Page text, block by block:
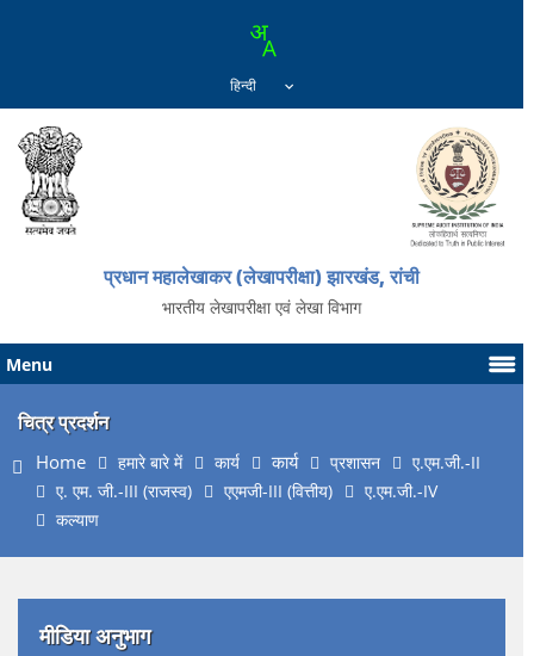
प्रधान महालेखाकर (लेखापरीक्षा) झारखंड, रांची
भारतीय लेखापरीक्षा एवं लेखा विभाग
Menu
चित्र प्रदर्शन
Home हमारे बारे में कार्य कार्य प्रशासन
ए.एम.जी.-II
ए. एम. जी.-III (राजस्व)
एएमजी-III (वित्तीय)
ए.एम.जी.-IV
कल्याण
मीडिया अनुभाग